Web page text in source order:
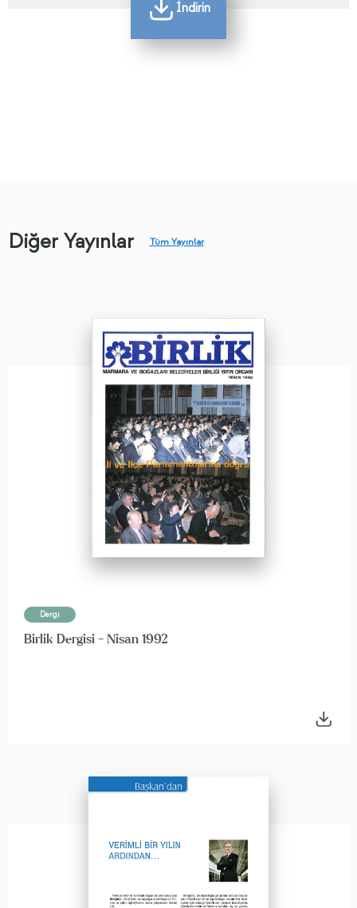
İndirin
Diğer Yayınlar Tüm Yayınlar
Dergi
Birlik Dergisi - Nisan 1992